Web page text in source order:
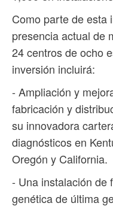
Como parte de esta
presencia actual de
24 centros de ocho
inversión incluirá:
- Ampliación y
fabricación y
su innovadora
diagnósticos en
Oregón y California.
- Una instalación de
genética de última